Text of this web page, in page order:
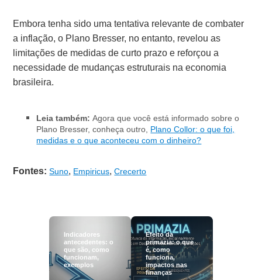
Embora tenha sido uma tentativa relevante de combater
a inflação, o Plano Bresser, no entanto, revelou as
limitações de medidas de curto prazo e reforçou a
necessidade de mudanças estruturais na economia
brasileira.
Leia também: Agora que você está informado sobre o
Plano Bresser, conheça outro, Plano Collor: o que foi,
medidas e o que aconteceu com o dinheiro?
Fontes: Suno, Empiricus,Crecerto
Indicadores
antecedentes: o
que são, como
funcionam,
exemplos
Efeito da
primazia: o que
é, como
funciona,
impactos nas
finanças